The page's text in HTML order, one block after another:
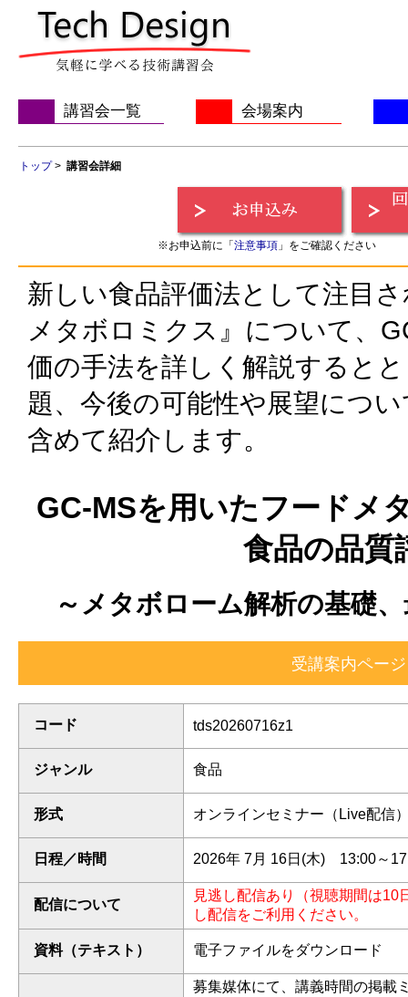
講習会一覧 会場案内
トップ> 講習会詳細
※お申込前に「 注意事項」をご確認ください
新しい食品評価法として注目
メタボロミクス』について、
価の手法を詳しく解説すると
題、今後の可能性や展望につ
含めて紹介します。
GC-MSを用いたフードメ
食品の品質
～メタボローム解析の基礎
コード tds20260716z1
ジャンル 食品
形式 オンラインセミナー（Live配信
日程／時間 2026年 7月 16日(木) 13:00～
配信について
見逃し配信あり（視聴期間は10
し配信をご利用ください。
資料（テキスト） 電子ファイルをダウンロード
募集媒体にて、講義時間の掲載